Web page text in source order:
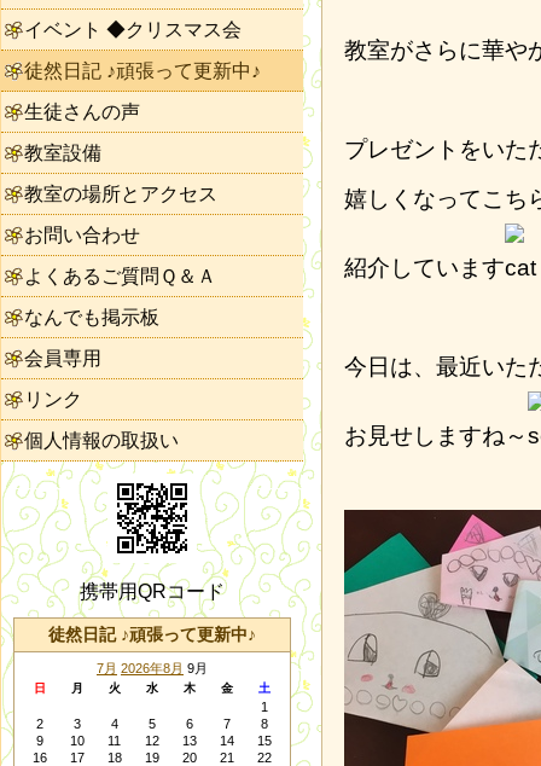
教室がさらに華や
プレゼントをいた
嬉しくなってこち
紹介しています
今日は、最近いた
お見せしますね～
イベント ◆クリスマス会
徒然日記 ♪頑張って更新中♪
生徒さんの声
教室設備
教室の場所とアクセス
お問い合わせ
よくあるご質問Ｑ＆Ａ
なんでも掲示板
会員専用
リンク
個人情報の取扱い
携帯用QRコード
徒然日記 ♪頑張って更新中♪
7月 2026年8月 9月
日 月 火 水 木 金 土
1
2
3 4 5 6 7
8
9
10 11 12 13 14
15
16
17 18 19 20 21
22